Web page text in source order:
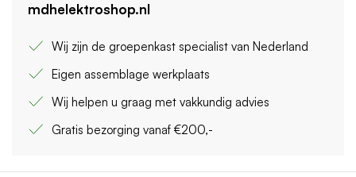
mdhelektroshop.nl
Wij zijn de groepenkast specialist van Nederland
Eigen assemblage werkplaats
Wij helpen u graag met vakkundig advies
Gratis bezorging vanaf €200,-